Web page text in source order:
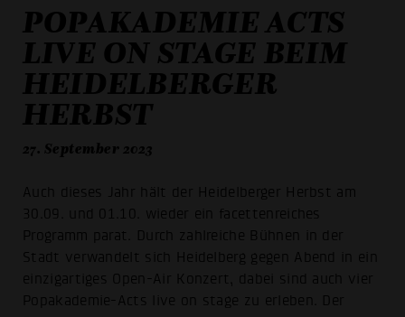
POPAKADEMIE ACTS
LIVE ON STAGE BEIM
HEIDELBERGER
HERBST
27. September 2023
Auch dieses Jahr hält der Heidelberger Herbst am
30.09. und 01.10. wieder ein facettenreiches
Programm parat. Durch zahlreiche Bühnen in der
Stadt verwandelt sich Heidelberg gegen Abend in ein
einzigartiges Open-Air Konzert, dabei sind auch vier
Popakademie-Acts live on stage zu erleben. Der